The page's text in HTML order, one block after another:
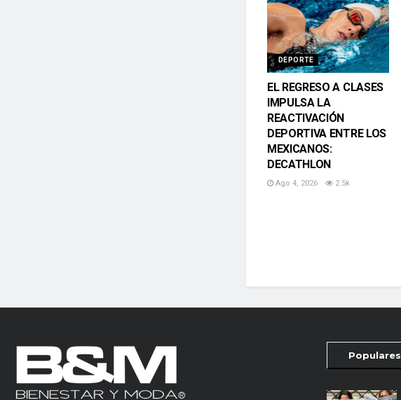
DEPORTE
EL REGRESO A CLASES
IMPULSA LA
REACTIVACIÓN
DEPORTIVA ENTRE LOS
MEXICANOS:
DECATHLON
Ago 4, 2026 2.5k
Populares